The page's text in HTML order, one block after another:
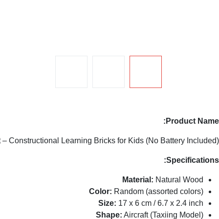
Product Name:
Constructional Learning Bricks for Kids (No Battery Included)
Specifications:
Material: Natural Wood
Color: Random (assorted colors)
Size: 17 x 6 cm / 6.7 x 2.4 inch
Shape: Aircraft (Taxiing Model)